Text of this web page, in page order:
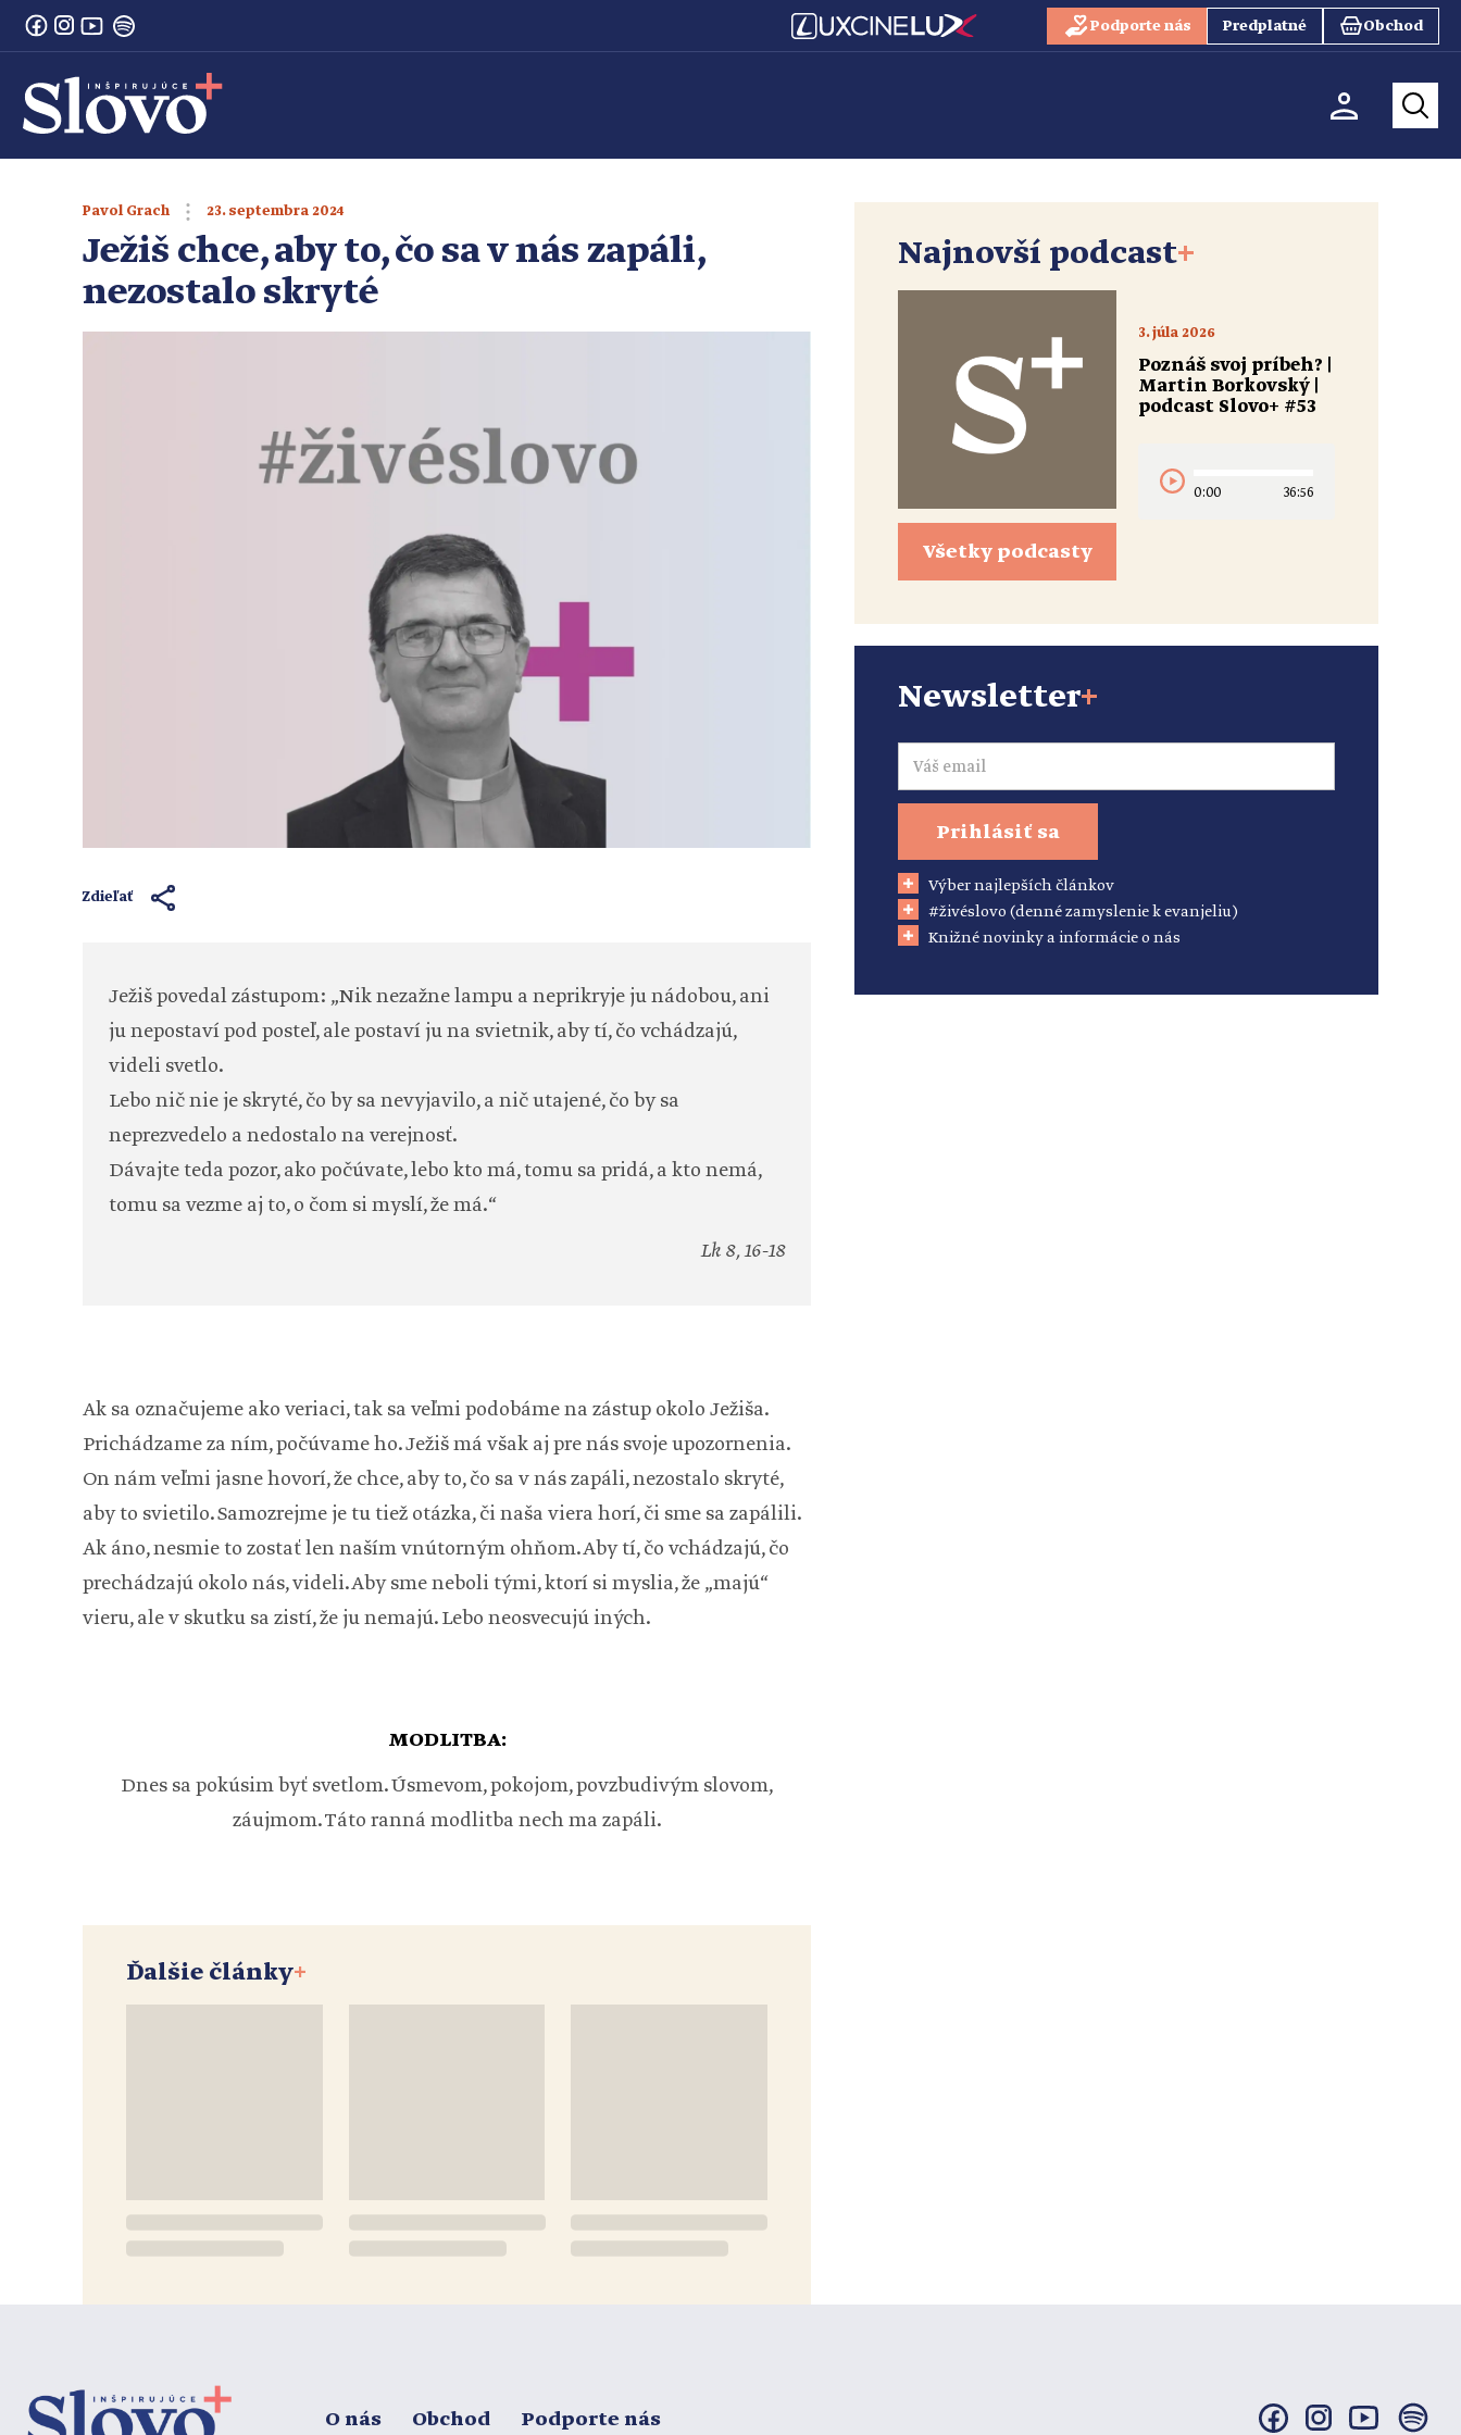
Podporte nás Predplatné Obchod
Pavol Grach 23. septembra 2024
Ježiš chce, aby to, čo sa v nás zapáli,
nezostalo skryté
Zdieľať
Ježiš povedal zástupom: „Nik nezažne lampu a neprikryje ju nádobou, ani
ju nepostaví pod posteľ, ale postaví ju na svietnik, aby tí, čo vchádzajú,
videli svetlo.
Lebo nič nie je skryté, čo by sa nevyjavilo, a nič utajené, čo by sa
neprezvedelo a nedostalo na verejnosť.
Dávajte teda pozor, ako počúvate, lebo kto má, tomu sa pridá, a kto nemá,
tomu sa vezme aj to, o čom si myslí, že má.“
Lk 8, 16-18
Ak sa označujeme ako veriaci, tak sa veľmi podobáme na zástup okolo Ježiša.
Prichádzame za ním, počúvame ho. Ježiš má však aj pre nás svoje upozornenia.
On nám veľmi jasne hovorí, že chce, aby to, čo sa v nás zapáli, nezostalo skryté,
aby to svietilo. Samozrejme je tu tiež otázka, či naša viera horí, či sme sa zapálili.
Ak áno, nesmie to zostať len naším vnútorným ohňom. Aby tí, čo vchádzajú, čo
prechádzajú okolo nás, videli. Aby sme neboli tými, ktorí si myslia, že „majú“
vieru, ale v skutku sa zistí, že ju nemajú. Lebo neosvecujú iných.
MODLITBA:
Dnes sa pokúsim byť svetlom. Úsmevom, pokojom, povzbudivým slovom,
záujmom. Táto ranná modlitba nech ma zapáli.
Ďalšie články+
Najnovší podcast+
Všetky podcasty
3. júla 2026
Poznáš svoj príbeh? |
Martin Borkovský |
podcast Slovo+ #53
0:00 36:56
Newsletter+
Email
Prihlásiť sa
Výber najlepších článkov
#živéslovo (denné zamyslenie k evanjeliu)
Knižné novinky a informácie o nás
O nás Obchod Podporte nás